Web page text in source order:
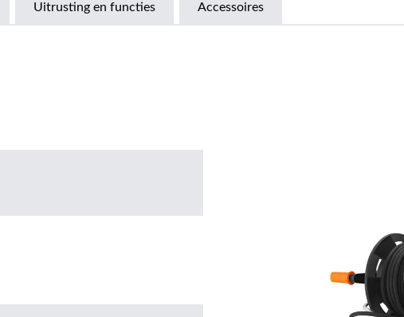
Uitrusting en functies Accessoires